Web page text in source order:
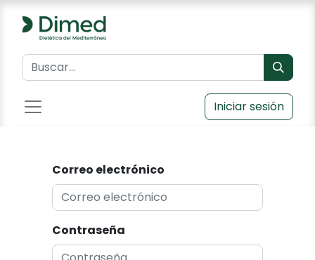
Iniciar sesión
Correo electrónico
Contraseña